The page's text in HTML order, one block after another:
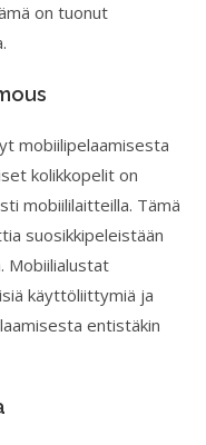
on tuonut
mobiilipelaamisesta
kolikkopelit on
mobiililaitteilla. Tämä
suosikkipeleistään
Mobiilialustat
käyttöliittymiä ja
entistäkin